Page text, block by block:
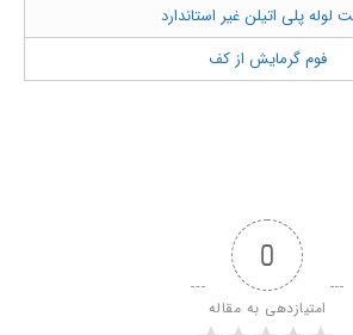
لوله پلی اتیلن غیر استاندارد
فوم گرمایش از کف
0
امتیازدهی به مقاله